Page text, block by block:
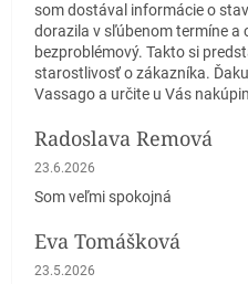
som dostával informácie o
dorazila v sľúbenom termíne a
bezproblémový. Takto si
starostlivosť o zákazníka.
Vassago a určite u Vás
Radoslava Remová
Hodnotenie obchodu je 5 z 5
23.6.2026
Som veľmi spokojná
Eva Tomášková
Hodnotenie obchodu je 5 z 5
23.5.2026